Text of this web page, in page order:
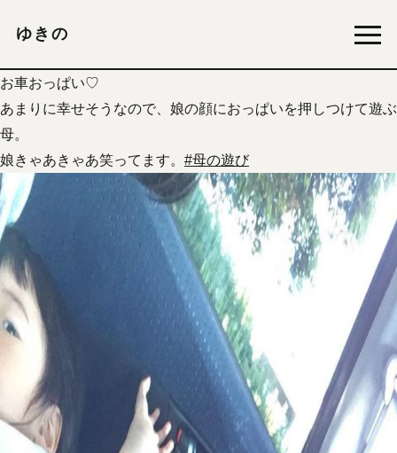
ゆきの
お車おっぱい♡
あまりに幸せそうなので、娘の顔におっぱいを押しつけて遊ぶ
母。
娘きゃあきゃあ笑ってます。 #母の遊び